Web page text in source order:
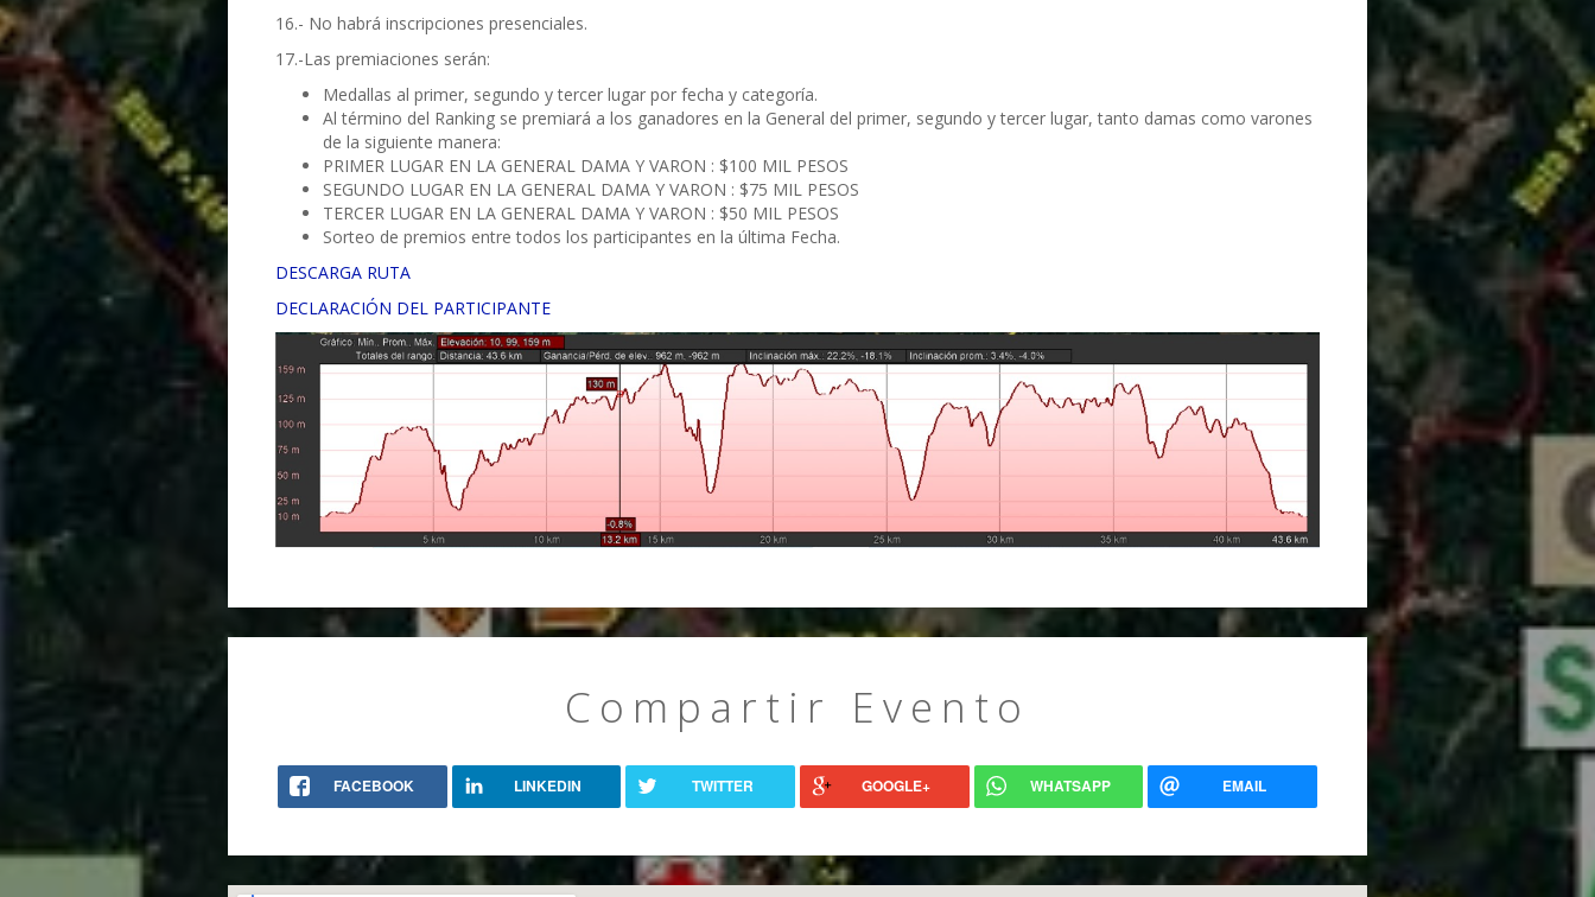
16.- No habrá inscripciones presenciales.
17.-Las premiaciones serán:
Medallas al primer, segundo y tercer lugar por fecha y categoría.
Al término del Ranking se premiará a los ganadores en la General del primer, segundo y tercer lugar, tanto damas como varones
de la siguiente manera:
PRIMER LUGAR EN LA GENERAL DAMA Y VARON : $100 MIL PESOS
SEGUNDO LUGAR EN LA GENERAL DAMA Y VARON : $75 MIL PESOS
TERCER LUGAR EN LA GENERAL DAMA Y VARON : $50 MIL PESOS
Sorteo de premios entre todos los participantes en la última Fecha.
DESCARGA RUTA
DECLARACIÓN DEL PARTICIPANTE
Compartir Evento
FACEBOOK LINKEDIN TWITTER GOOGLE+ WHATSAPP EMAIL